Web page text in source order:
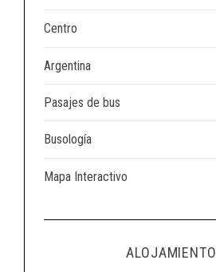
Centro
Argentina
Pasajes de bus
Busología
Mapa Interactivo
ALOJAMIENTO